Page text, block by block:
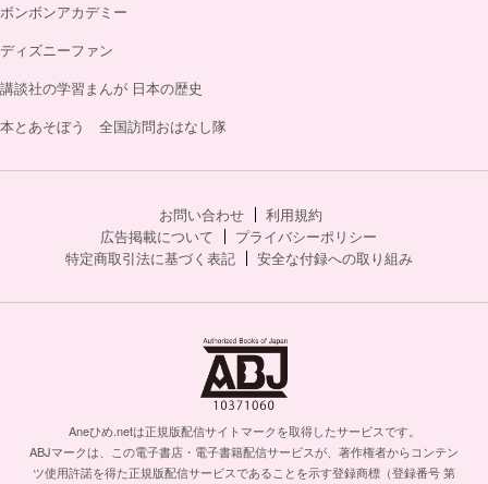
ボンボンアカデミー
ディズニーファン
講談社の学習まんが 日本の歴史
本とあそぼう 全国訪問おはなし隊
お問い合わせ
利用規約
広告掲載について
プライバシーポリシー
特定商取引法に基づく表記
安全な付録への取り組み
Aneひめ.netは正規版配信サイトマークを取得したサービスです。
ABJマークは、この電子書店・電子書籍配信サービスが、著作権者からコンテン
ツ使用許諾を得た正規版配信サービスであることを示す登録商標（登録番号 第